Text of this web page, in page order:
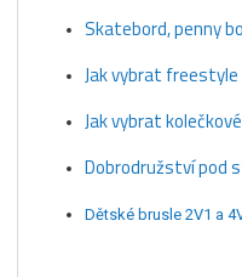
Skatebord, penny
Jak vybrat freestyle
Jak vybrat
Dobrodružství pod
Dětské brusle 2V1 a